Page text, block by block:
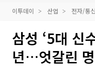
이투데이 산업 전자/통
삼성 ‘5대 신
년…엇갈린